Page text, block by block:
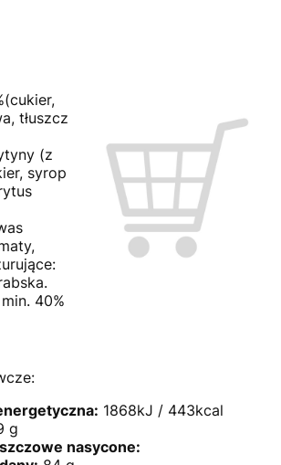
tłuszcz
(z
syrop
40%
1868kJ / 443kcal
g
nasycone: